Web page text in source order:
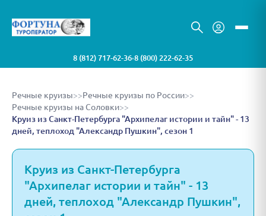
8 (812) 717-62-36•8 (800) 222-62-35
Речные круизы>>Речные круизы по России>>
Речные круизы на Соловки>>
Круиз из Санкт-Петербурга "Архипелаг истории и тайн" - 13
дней, теплоход "Александр Пушкин", сезон 1
Круиз из Санкт-Петербурга
"Архипелаг истории и тайн" - 13
дней, теплоход "Александр Пушкин",